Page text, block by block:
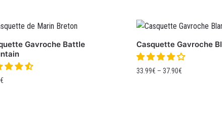
Gavroche Battle
€
Casquette Gavroche
33.99€– 37.90€